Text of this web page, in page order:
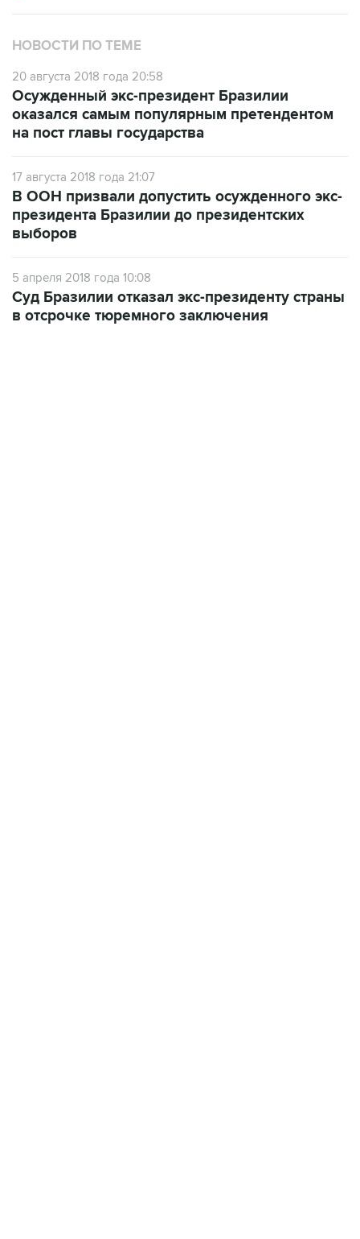
НОВОСТИ ПО ТЕМЕ
20 августа 2018 года 20:58
Осужденный экс-президент Бразилии
оказался самым популярным претендентом
на пост главы государства
17 августа 2018 года 21:07
В ООН призвали допустить осужденного экс-
президента Бразилии до президентских
выборов
5 апреля 2018 года 10:08
Суд Бразилии отказал экс-президенту страны
в отсрочке тюремного заключения